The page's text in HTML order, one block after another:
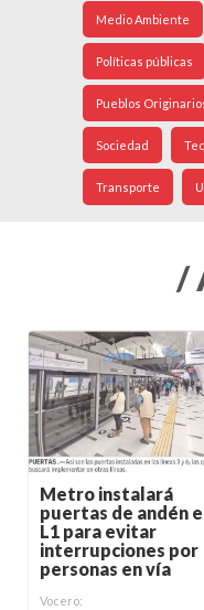
Medio Ambiente
Políticas públicas
Pueblos
Sociedad
Transporte
/
Metro instalará
puertas de andén
L1 para evitar
interrupciones por
personas en vía
Vocero: